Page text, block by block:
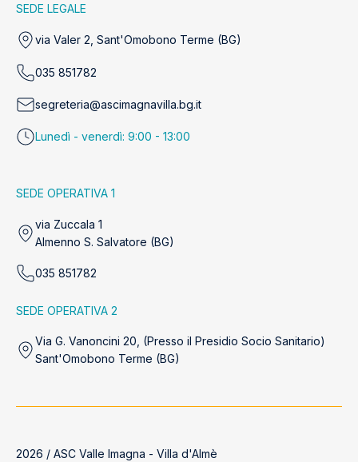
SEDE LEGALE
via Valer 2, Sant'Omobono Terme (BG)
035 851782
segreteria@ascimagnavilla.bg.it
Lunedì - venerdì: 9:00 - 13:00
SEDE OPERATIVA 1
via Zuccala 1
Almenno S. Salvatore (BG)
035 851782
SEDE OPERATIVA 2
Via G. Vanoncini 20, (Presso il Presidio Socio Sanitario)
Sant'Omobono Terme (BG)
2026 / ASC Valle Imagna - Villa d'Almè